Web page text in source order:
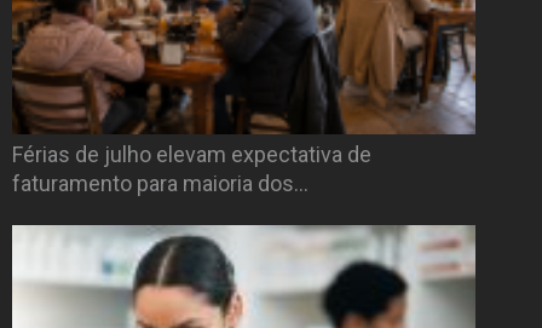
Férias de julho elevam expectativa de
faturamento para maioria dos…